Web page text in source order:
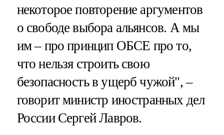
некоторое повторение аргументов
о свободе выбора альянсов. А мы
им – про принцип ОБСЕ про то,
что нельзя строить свою
безопасность в ущерб чужой", –
говорит министр иностранных дел
России Сергей Лавров.